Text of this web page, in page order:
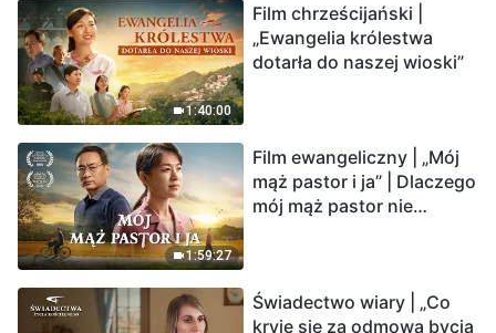
1:40:00
Film chrześcijański |
„Ewangelia królestwa
dotarła do naszej wioski”
1:59:27
Film ewangeliczny | „Mój
mąż pastor i ja” | Dlaczego
mój mąż pastor nie
Świadectwo wiary | „Co
kryje się za odmową bycia